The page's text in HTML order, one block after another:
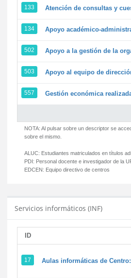
133 Atención de consultas y
134 Apoyo académico-
502 Apoyo a la gestión de la
503 Apoyo al equipo de
557 Gestión económica
NOTA: Al pulsar sobre un descriptor se
sobre el mismo.
ALUC: Estudiantes matriculados en títulos
PDI: Personal docente e investigador de la
EDCEN: Equipo directivo de centros
Servicios informáticos (INF)
ID
17 Aulas informáticas de